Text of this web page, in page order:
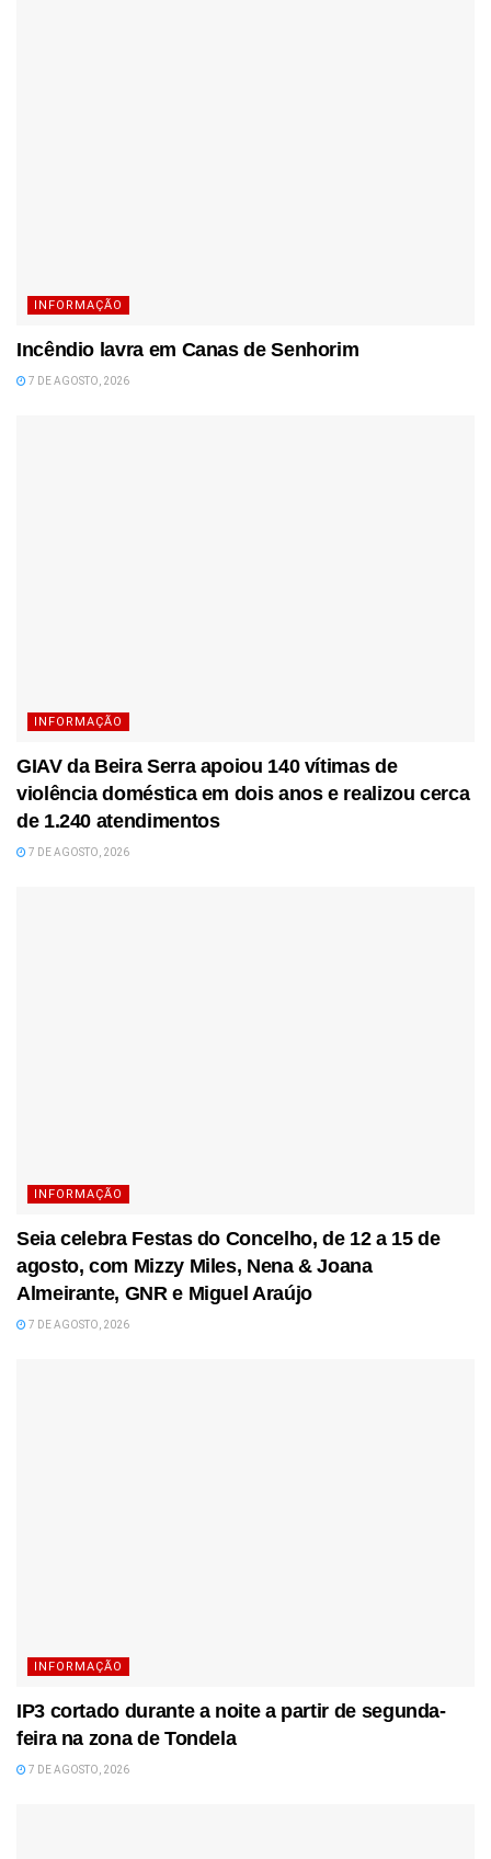
INFORMAÇÃO
Incêndio lavra em Canas de Senhorim
7 DE AGOSTO, 2026
INFORMAÇÃO
GIAV da Beira Serra apoiou 140 vítimas de
violência doméstica em dois anos e realizou cerca
de 1.240 atendimentos
7 DE AGOSTO, 2026
INFORMAÇÃO
Seia celebra Festas do Concelho, de 12 a 15 de
agosto, com Mizzy Miles, Nena & Joana
Almeirante, GNR e Miguel Araújo
7 DE AGOSTO, 2026
INFORMAÇÃO
IP3 cortado durante a noite a partir de segunda-
feira na zona de Tondela
7 DE AGOSTO, 2026